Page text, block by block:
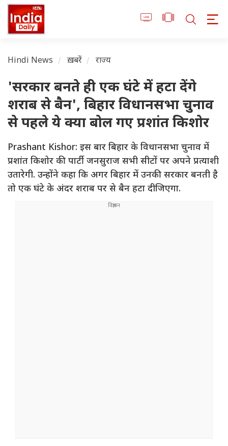
Hindi News ख़बरें राज्य
'सरकार बनते ही एक घंटे में हटा देंगे
शराब से बैन', बिहार विधानसभा चुनाव
से पहले ये क्या बोल गए प्रशांत किशोर
Prashant Kishor: इस बार बिहार के विधानसभा चुनाव में
प्रशांत किशोर की पार्टी जनसुराज सभी सीटों पर अपने प्रत्याशी
उतारेगी. उन्होंने कहा कि अगर बिहार में उनकी सरकार बनती है
तो एक घंटे के अंदर शराब पर से बैन हटा दीजिएगा.